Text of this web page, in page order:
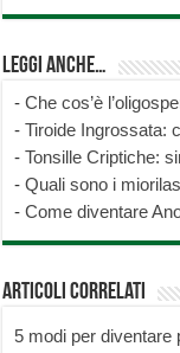
Leggi anche…
-Che cos’è
-Tiroide Ingrossata:
-Tonsille Criptiche:
-Quali sono i
-Come diventare
Articoli correlati
5 modi per diventare